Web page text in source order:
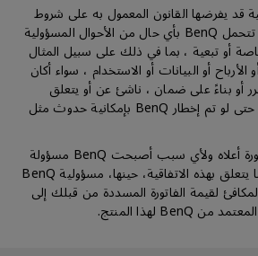
يفرضها القانون المعمول به على شروط
هذا الضمان المحدود. لن تتحمل BenQ بأي حال من الأحوال المسؤولية
أو تبعية ، بما في ذلك على سبيل المثال
أو البيانات أو الاستخدام ، سواء أكان
أو بناءً على ضمان ، ناشئ عن أو يتعلق
باستخدام أو أداء المنتج ، حتى لو تم إخطار BenQ بإمكانية حدوث مثل
وبالرغم من الحدود المذكورة أعلاه ولأي سبب أصبحت BenQ مسؤولة
عن أضرار تسببت بها فيما يتعلق بهذه الاتفاقية، حينها، مسؤولية BenQ
لقيمة الفاتورة المسددة من قبلك إلى